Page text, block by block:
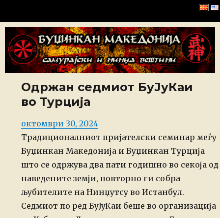
Буџинкан Македонија
Одржан седмиот БуЈуКаи
во Турција
Posted
on
октомври 30, 2024
Традиционалниот пријателски семинар меѓу
Буџинкан Македонија и Буџинкан Турција
што се одржува два пати годишно во секоја од
наведените земји, повторно ги собра
љубителите на Нинџутсу во Истанбул.
Седмиот по ред БуЈуКаи беше во организација